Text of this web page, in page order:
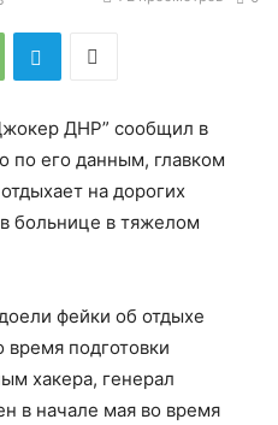
ДНР” сообщил в
по его данным, главком
на дорогих
больнице в тяжелом
фейки об отдыхе
время подготовки
хакера, генерал
в начале мая во время